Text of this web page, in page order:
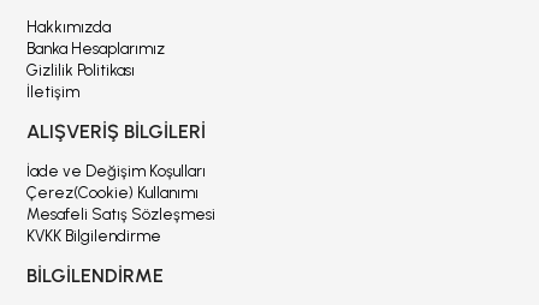
Hakkımızda
Banka Hesaplarımız
Gizlilik Politikası
İletişim
ALIŞVERİŞ BİLGİLERİ
İade ve Değişim Koşulları
Çerez(Cookie) Kullanımı
Mesafeli Satış Sözleşmesi
KVKK Bilgilendirme
BİLGİLENDİRME